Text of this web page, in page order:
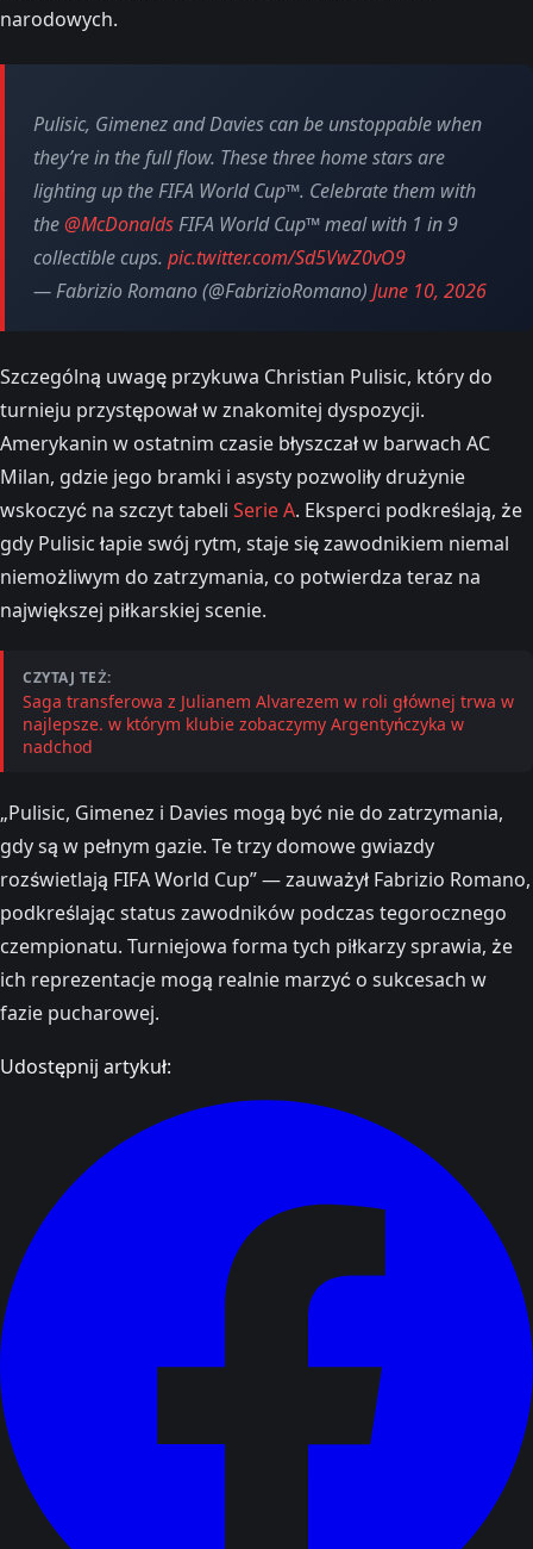
narodowych.
Pulisic, Gimenez and Davies can be unstoppable when
they’re in the full flow. These three home stars are
lighting up the FIFA World Cup™. Celebrate them with
the@McDonaldsFIFA World Cup™ meal with 1 in 9
collectible cups. pic.twitter.com/Sd5VwZ0vO9
— Fabrizio Romano (@FabrizioRomano) June 10, 2026
Szczególną uwagę przykuwa Christian Pulisic, który do
turnieju przystępował w znakomitej dyspozycji.
Amerykanin w ostatnim czasie błyszczał w barwach AC
Milan, gdzie jego bramki i asysty pozwoliły drużynie
wskoczyć na szczyt tabeli Serie A. Eksperci podkreślają, że
gdy Pulisic łapie swój rytm, staje się zawodnikiem niemal
niemożliwym do zatrzymania, co potwierdza teraz na
największej piłkarskiej scenie.
CZYTAJ TEŻ:
Saga transferowa z Julianem Alvarezem w roli głównej trwa w
najlepsze. w którym klubie zobaczymy Argentyńczyka w
nadchod
„Pulisic, Gimenez i Davies mogą być nie do zatrzymania,
gdy są w pełnym gazie. Te trzy domowe gwiazdy
rozświetlają FIFA World Cup” — zauważył Fabrizio Romano,
podkreślając status zawodników podczas tegorocznego
czempionatu. Turniejowa forma tych piłkarzy sprawia, że
ich reprezentacje mogą realnie marzyć o sukcesach w
fazie pucharowej.
Udostępnij artykuł: